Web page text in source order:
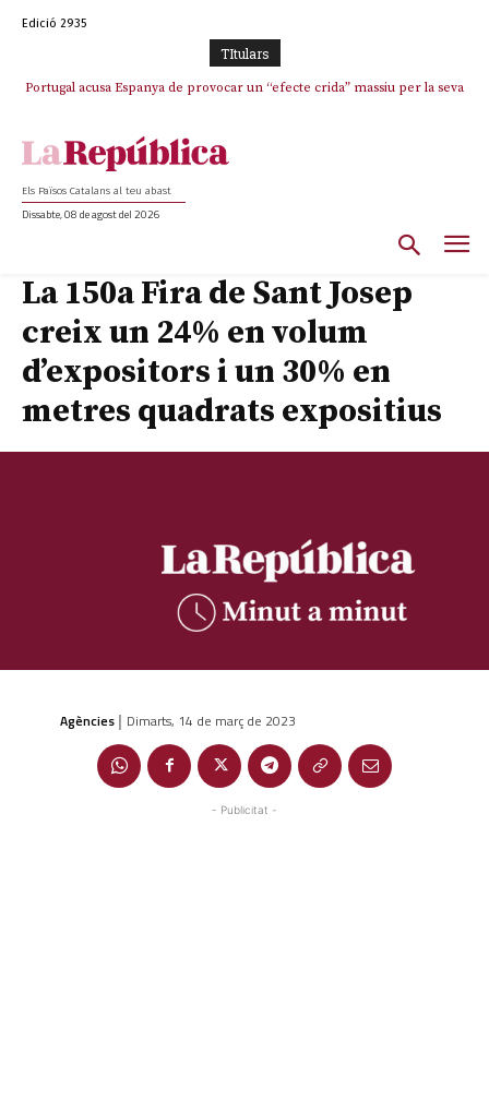
Edició 2935
TItulars
Portugal acusa Espanya de provocar un “efecte crida” massiu per la seva
El col·lapse de l’operació de Marc Puigtió a Girona: desbandada de
Els Països Catalans al teu abast
Dissabte, 08 de agost del 2026
La 150a Fira de Sant Josep
creix un 24% en volum
d’expositors i un 30% en
metres quadrats expositius
Agències | Dimarts, 14 de març de 2023
- Publicitat -